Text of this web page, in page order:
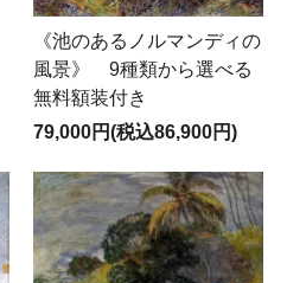
《池のあるノルマンディの
風景》 9種類から選べる
無料額装付き
79,000円(税込86,900円)